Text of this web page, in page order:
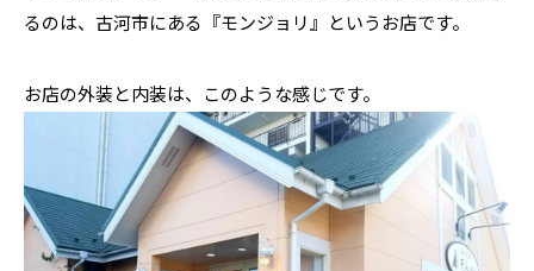
るのは、古河市にある『モンジョリ』というお店です。
お店の外装と内装は、このような感じです。